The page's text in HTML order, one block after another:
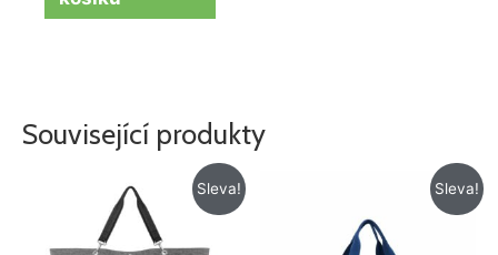
Související produkty
Sleva!
cena
byla:
885 Kč.
Aktuální
cena
695 Kč.
Sleva!
byla:
715 Kč.
Aktuální
cena